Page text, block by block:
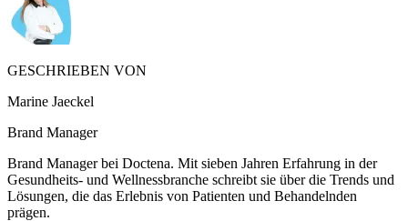
GESCHRIEBEN VON
Marine Jaeckel
Brand Manager
Brand Manager bei Doctena. Mit sieben Jahren Erfahrung in der
Gesundheits- und Wellnessbranche schreibt sie über die Trends und
Lösungen, die das Erlebnis von Patienten und Behandelnden
prägen.